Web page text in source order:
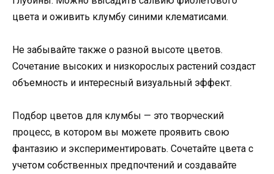
цвета и оживить клумбу синими клематисами.
Не забывайте также о разной высоте цветов.
Сочетание высоких и низкорослых растений создаст
объемность и интересный визуальный эффект.
Подбор цветов для клумбы — это творческий
процесс, в котором вы можете проявить свою
фантазию и экспериментировать. Сочетайте цвета с
учетом собственных предпочтений и создавайте